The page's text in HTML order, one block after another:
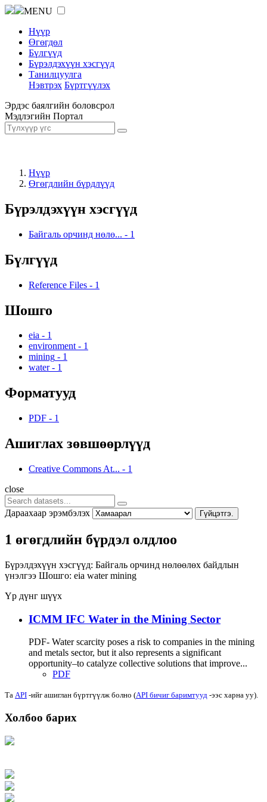
MENU
Нүүр
Өгөгдөл
Бүлгүүд
Бүрэлдэхүүн хэсгүүд
Танилцуулга
Нэвтрэх Бүртгүүлэх
Эрдэс баялгийн боловсрол
Мэдлэгийн Портал
Нүүр
Өгөгдлийн бүрдлүүд
Бүрэлдэхүүн хэсгүүд
Байгаль орчинд нөлө... - 1
Бүлгүүд
Reference Files - 1
Шошго
eia - 1
environment - 1
mining - 1
water - 1
Форматууд
PDF - 1
Ашиглах зөвшөөрлүүд
Creative Commons At... - 1
close
Дараахаар эрэмбэлэх Гүйцэтгэ.
1 өгөгдлийн бүрдэл олдлоо
Бүрэлдэхүүн хэсгүүд: Байгаль орчинд нөлөөлөх байдлын
үнэлгээ Шошго: eia watermining
Үр дүнг шүүх
ICMM IFC Water in the Mining Sector
PDF- Water scarcity poses a risk to companies in the mining
and metals sector, but it also represents a significant
opportunity–to catalyze collective solutions that improve...
PDF
Та API -ийг ашиглан бүртгүүлж болно (API бичиг баримтууд -ээс харна уу).
Холбоо барих